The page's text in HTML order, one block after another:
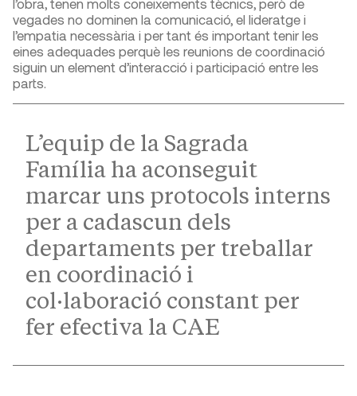
vegades no dominen la comunicació, el lideratge i
l’empatia necessària i per tant és important tenir les
eines adequades perquè les reunions de coordinació
siguin un element d’interacció i participació entre les
parts.
L’equip de la Sagrada
Família ha aconseguit
marcar uns protocols interns
per a cadascun dels
departaments per treballar
en coordinació i
col·laboració constant per
fer efectiva la CAE